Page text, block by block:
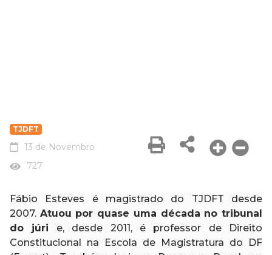
TJDFT
13 de Novembro
727
Fábio Esteves é magistrado do TJDFT desde
2007. Atuou por quase uma década no tribunal
do júri
e, desde 2011, é professor de Direito
Constitucional na Escola de Magistratura do DF